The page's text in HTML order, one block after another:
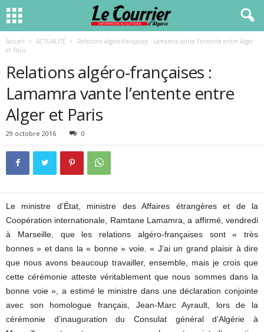
Accueil ACTUALITÉ
Relations algéro-françaises : Lamamra vante l’entente entre Alger
et Paris
Relations algéro-françaises :
Lamamra vante l’entente entre
Alger et Paris
29 octobre 2016 0
Le ministre d’État, ministre des Affaires étrangères et de la
Coopération internationale, Ramtane Lamamra, a affirmé, vendredi
à Marseille, que les relations algéro-françaises sont « très
bonnes » et dans la « bonne » voie. « J’ai un grand plaisir à dire
que nous avons beaucoup travailler, ensemble, mais je crois que
cette cérémonie atteste véritablement que nous sommes dans la
bonne voie », a estimé le ministre dans une déclaration conjointe
avec son homologue français, Jean-Marc Ayrault, lors de la
cérémonie d’inauguration du Consulat général d’Algérie à